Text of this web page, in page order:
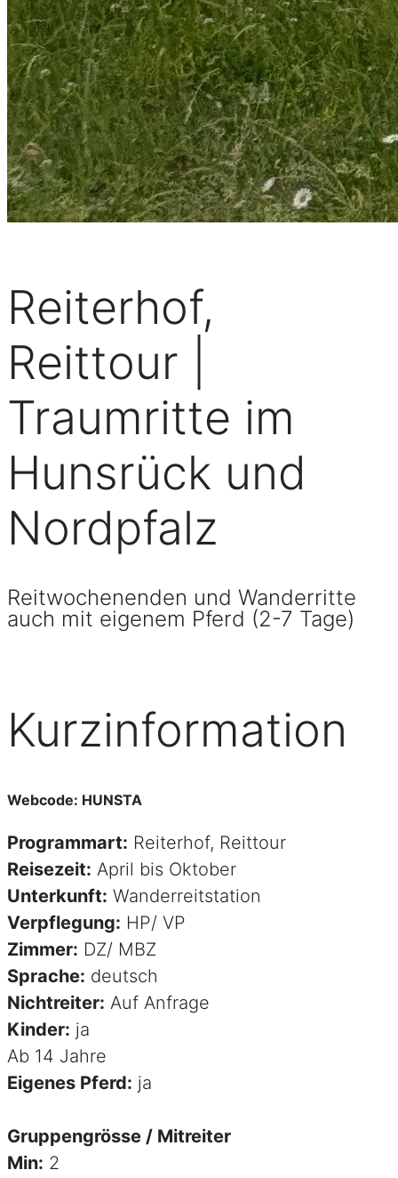
Reiterhof,
Reittour |
Traumritte im
Hunsrück und
Nordpfalz
Reitwochenenden und Wanderritte
auch mit eigenem Pferd (2-7 Tage)
Kurzinformation
Webcode: HUNSTA
Programmart: Reiterhof, Reittour
Reisezeit: April bis Oktober
Unterkunft: Wanderreitstation
Verpflegung: HP/ VP
Zimmer: DZ/ MBZ
Sprache: deutsch
Nichtreiter: Auf Anfrage
Kinder: ja
Ab 14 Jahre
Eigenes Pferd: ja
Gruppengrösse / Mitreiter
Min: 2